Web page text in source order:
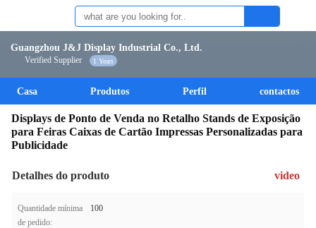
Guangzhou J&J Display Industrial Co., Ltd.
Verified Supplier 1 Years
Casa Produtos Perfil contactos
Displays de Ponto de Venda no Retalho Stands de Exposição
para Feiras Caixas de Cartão Impressas Personalizadas para
Publicidade
Detalhes do produto video
Quantidade mínima
de pedido:
100